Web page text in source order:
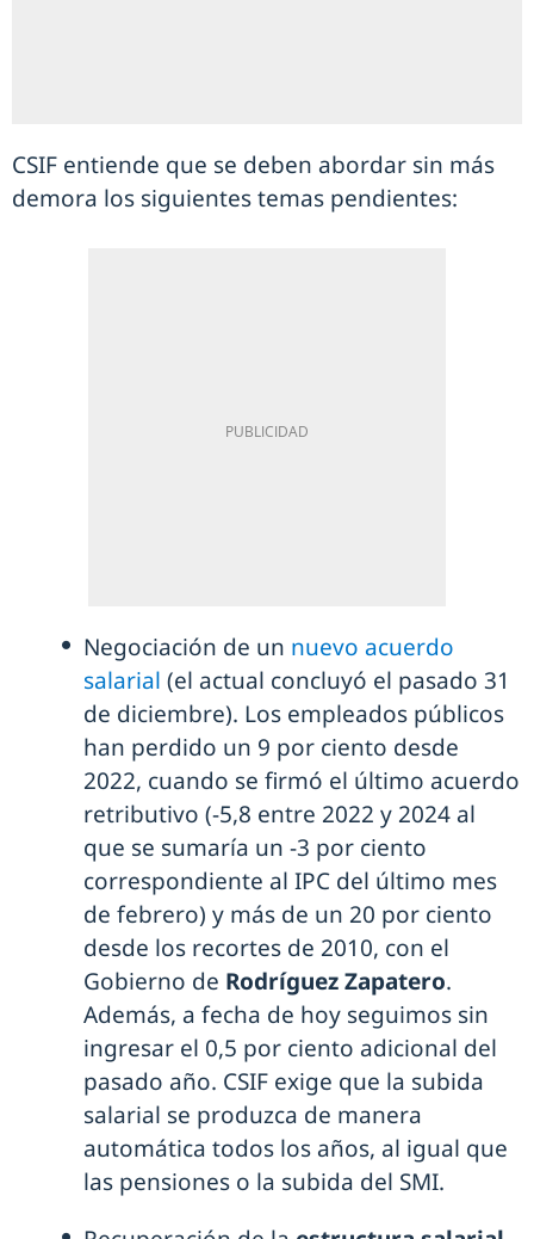
CSIF entiende que se deben abordar sin más
demora los siguientes temas pendientes:
Negociación de un nuevo acuerdo
salarial (el actual concluyó el pasado 31
de diciembre). Los empleados públicos
han perdido un 9 por ciento desde
2022, cuando se firmó el último acuerdo
retributivo (-5,8 entre 2022 y 2024 al
que se sumaría un -3 por ciento
correspondiente al IPC del último mes
de febrero) y más de un 20 por ciento
desde los recortes de 2010, con el
Gobierno de Rodríguez Zapatero.
Además, a fecha de hoy seguimos sin
ingresar el 0,5 por ciento adicional del
pasado año. CSIF exige que la subida
salarial se produzca de manera
automática todos los años, al igual que
las pensiones o la subida del SMI.